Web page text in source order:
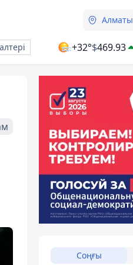
Алматы
+32°$469.93
Соңғы